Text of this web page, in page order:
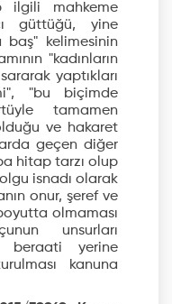
ilgili mahkeme
güttüğü, yine
baş" kelimesinin
"kadınların
yaptıkları
"bu biçimde
tamamen
ve hakaret
geçen diğer
hitap tarzı olup
isnadı olarak
onur, şeref ve
olmaması
unsurları
beraati yerine
kanuna